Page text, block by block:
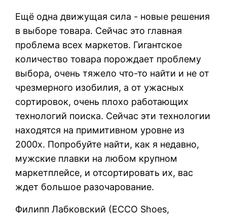
Ещё одна движущая сила - новые решения
в выборе товара. Сейчас это главная
проблема всех маркетов. Гигантское
количество товара порождает проблему
выбора, очень тяжело что-то найти и не от
чрезмерного изобилия, а от ужасных
сортировок, очень плохо работающих
технологий поиска. Сейчас эти технологии
находятся на примитивном уровне из
2000х. Попробуйте найти, как я недавно,
мужские плавки на любом крупном
маркетплейсе, и отсортировать их, вас
ждет большое разочарование.
Филипп Лабковский (ЕССО Shoes,